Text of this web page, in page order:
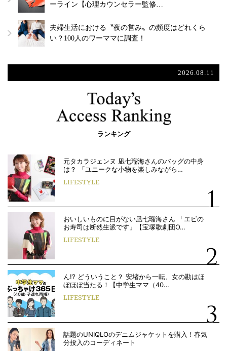
ーライン【心理カウンセラー監修…
夫婦生活における〝夜の営み〟の頻度はどれくら
い？100人のワーママに調査！
2026.08.11
ランキング
元タカラジェンヌ 凪七瑠海さんのバッグの中身
は？ 「ユニークな小物を楽しみながら…
LIFESTYLE
おいしいものに目がない凪七瑠海さん 「エビの
お寿司は断然生派です」【宝塚歌劇団O…
LIFESTYLE
ん!? どういうこと？ 安堵から一転、女の勘はほ
ぼほぼ当たる！【中学生ママ（40…
LIFESTYLE
話題のUNIQLOのデニムジャケットを購入！春気
分投入のコーディネート